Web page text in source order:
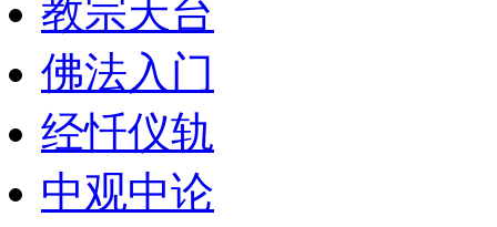
教宗天台
佛法入门
经忏仪轨
中观中论